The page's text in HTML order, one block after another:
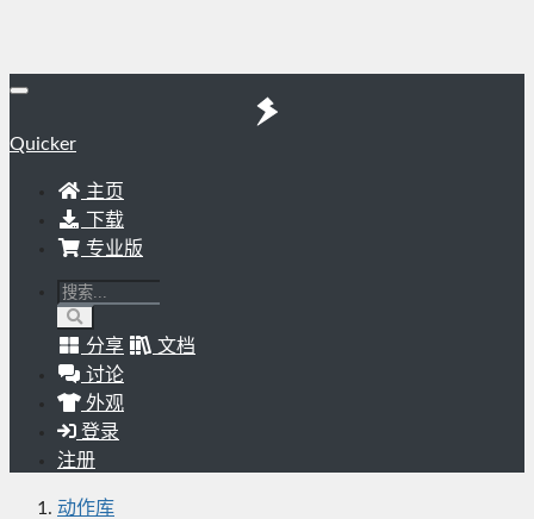
Quicker
主页
下载
专业版
分享
文档
讨论
外观
登录
注册
动作库